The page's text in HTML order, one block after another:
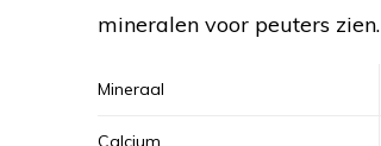
mineralen voor peuters zien.
Mineraal
Calcium